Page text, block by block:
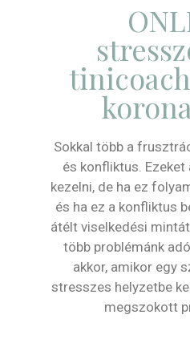
Sokkal több a
és konfliktus.
kezelni, de ha ez
és ha ez a konfliktus
átélt viselkedési
több problémánk
akkor, amikor egy
stresszes helyzetbe
megszokott